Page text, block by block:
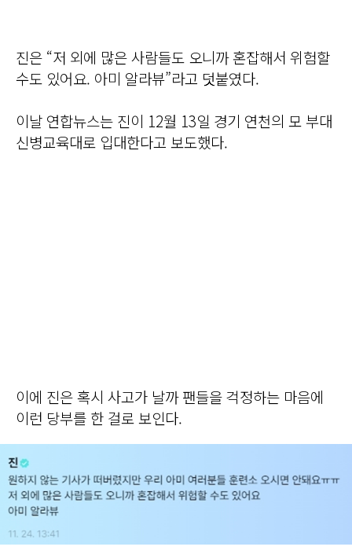
진은 “저 외에 많은 사람들도 오니까 혼잡해서 위험할
수도 있어요. 아미 알라뷰”라고 덧붙였다.
이날 연합뉴스는 진이 12월 13일 경기 연천의 모 부대
신병교육대로 입대한다고 보도했다.
이에 진은 혹시 사고가 날까 팬들을 걱정하는 마음에
이런 당부를 한 걸로 보인다.